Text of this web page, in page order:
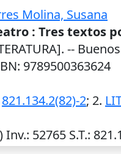
Molina, Susana
: Tres textos
--
9789500363624
821.134.2(82)-2; 2.
Inv.: 52765 S.T.: